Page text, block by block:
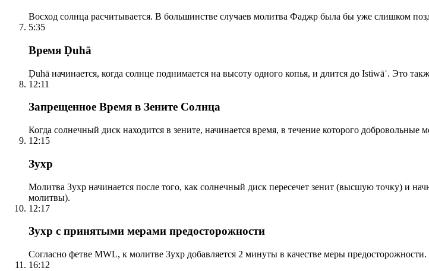
Восход солнца расчитывается. В большинстве случаев молитва Фаджр была бы уже слишком
5:35
Время Ḍuhā
Ḍuhā начинается, когда солнце поднимается на высоту одного копья, и длится до Istiwāʾ. Это
12:11
Запрещенное Время в Зените Солнца
Когда солнечный диск находится в зените, начинается время, в течение которого
12:15
Зухр
Молитва Зухр начинается после того, как солнечный диск пересечет зенит (высшую точку) и
молитвы).
12:17
Зухр с принятыми мерами предосторожности
Согласно фетве MWL, к молитве Зухр добавляется 2 минуты в качестве меры предосторожности.
16:12